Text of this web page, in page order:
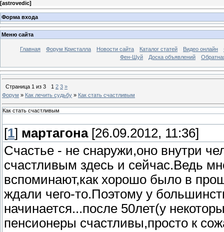
[astrovedic]
Форма входа
Меню сайта
Главная Форум Кристалла Новости сайта Каталог статей Видео онлайн
Фен-Шуй
Доска объявлений
Страница 1 из 3 1 2 3 »
Форум » Как лечить судьбу » Как стать счастливым
Как стать счастливым
[1] мартагона[26.09.2012, 11:36]
Счастье - не снаружи,оно внутри
счастливым здесь и сейчас.Ведь
вспоминают,как хорошо было в
ждали чего-то.Поэтому у
начинается...после 50лет(у
пенсионеры счастливы,просто к